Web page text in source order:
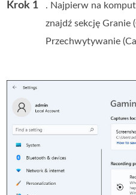
Krok 1
. Najpierw na
znajdź sekcję Granie
Przechwytywanie